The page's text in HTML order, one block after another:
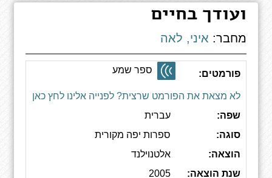
ועודך בחיים
מחבר: איני, לאה
פורמטים: ספר שמע
לא מצאת את הפורמט שרצית? לפנייה אלינו לחץ כאן
שפה:
עברית
סוגה:
ספרות יפה מקורית
הוצאה:
אלטנוילנד
שנת הוצאה:
2005